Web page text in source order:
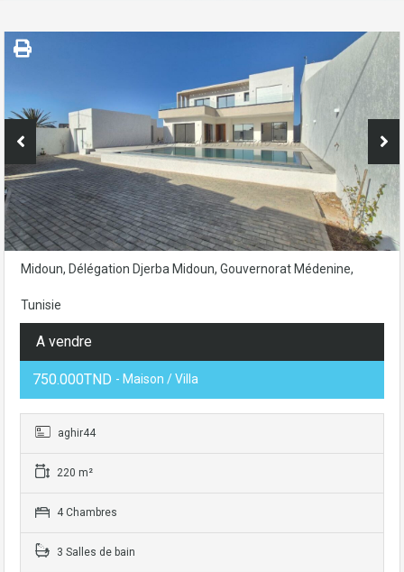
Midoun, Délégation Djerba Midoun, Gouvernorat Médenine,
Tunisie
A vendre
750.000TND - Maison / Villa
aghir44
220 m²
4 Chambres
3 Salles de bain